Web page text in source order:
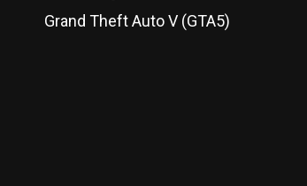
Grand Theft Auto V (GTA5)